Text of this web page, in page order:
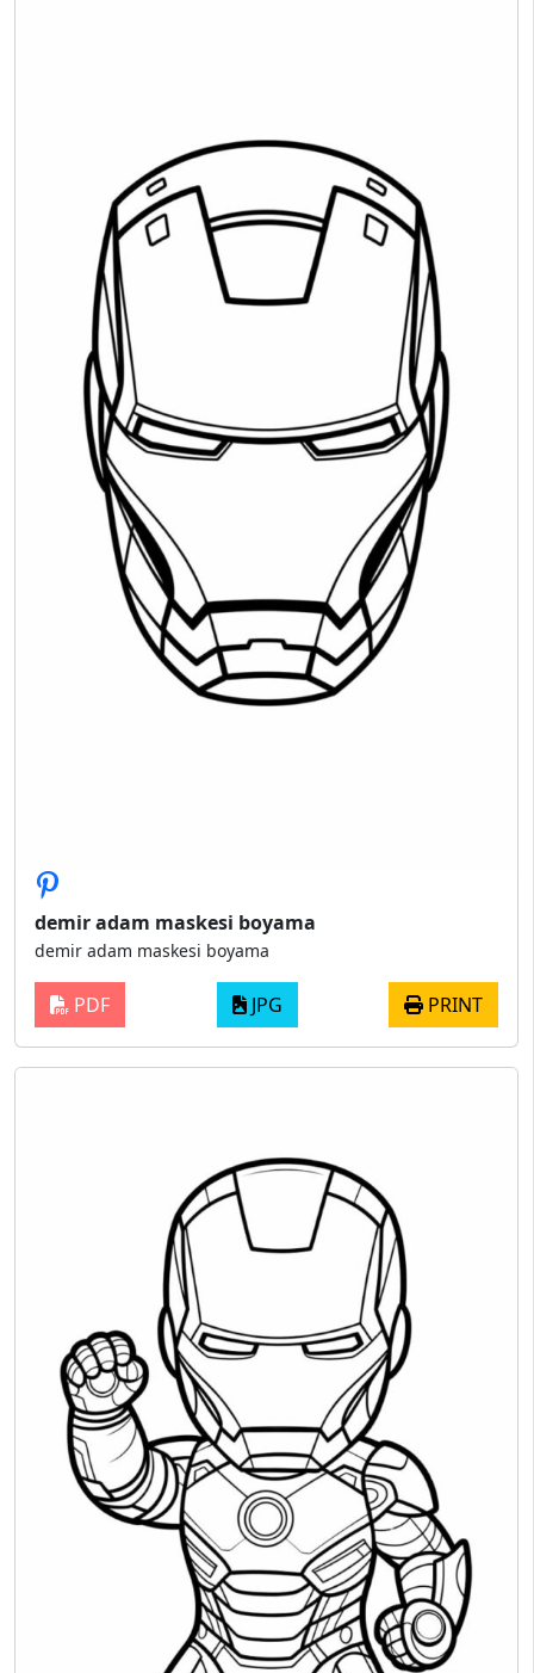
demir adam maskesi boyama
demir adam maskesi boyama
PDF JPG PRINT